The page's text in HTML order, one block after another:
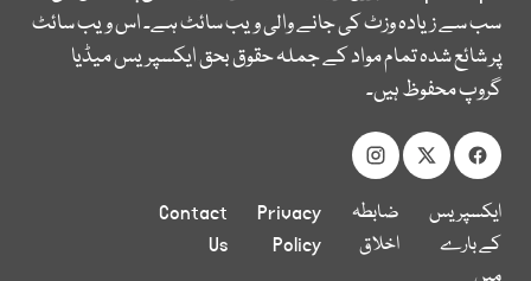
سب سے زیادہ وزٹ کی جانے والی ویب سائٹ ہے۔ اس ویب سائٹ
پر شائع شدہ تمام مواد کے جملہ حقوق بحق ایکسپریس میڈیا
گروپ محفوظ ہیں۔
ایکسپریس
کے بارے
ضابطہ
اخلاق
Privacy
Policy
Contact
Us